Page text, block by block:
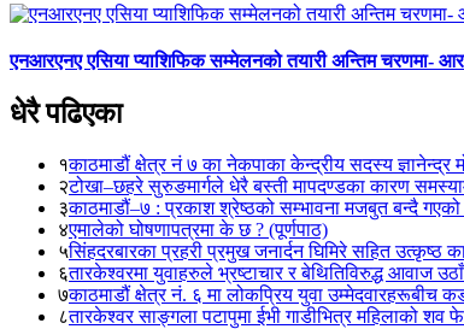
एनआरएनए एसिया प्याशिफिक सम्मेलनको तयारी अन्तिम चरणमा-
धेरै पढिएका
१काठमाडौं क्षेत्र नं ७ का नेकपाका केन्द्रीय सदस्य ज्ञानेन्द्र
२टोखा–छहरे सुरुङमार्गले धेरै बस्ती मापदण्डका कारण
३काठमाडौं–७ : प्रकाश श्रेष्ठको सम्भावना मजबुत बन्दै
४एमालेको घोषणापत्रमा के छ ? (पूर्णपाठ)
५सिंहदरबारका प्रहरी प्रमुख जनार्दन घिमिरे सहित उत्कृष्ठ
६तारकेश्वरमा युवाहरुले भ्रष्टाचार र बेथितिविरुद्ध आवाज
७काठमाडौं क्षेत्र नं. ६ मा लोकप्रिय युवा उम्मेदवारहरूबीच
८तारकेश्वर साङ्गला पटापुमा ईभी गाडीभित्र महिलाको